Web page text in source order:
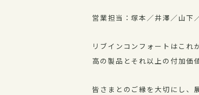
営業担当：塚本／井澤／山下
リブインコンフォートはこれ
高の製品とそれ以上の付加価
皆さまとのご縁を大切にし、